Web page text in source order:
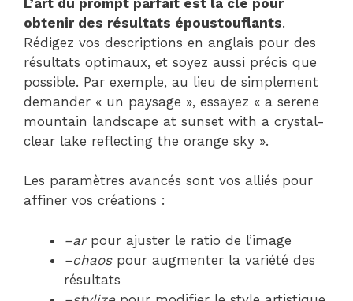
obtenir des résultats époustouflants.
Rédigez vos descriptions en anglais pour des
résultats optimaux, et soyez aussi précis que
possible. Par exemple, au lieu de simplement
demander « un paysage », essayez « a serene
mountain landscape at sunset with a crystal-
clear lake reflecting the orange sky ».
Les paramètres avancés sont vos alliés pour
affiner vos créations :
–arpour ajuster le ratio de l’image
–chaospour augmenter la variété des
résultats